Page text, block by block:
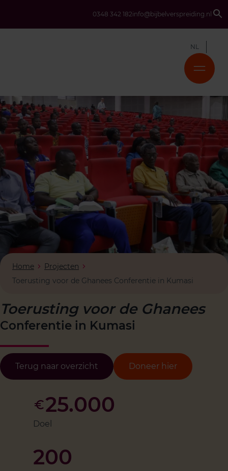
0348 342 182info@bijbelverspreiding.nl
NL
Home
Projecten
Toerusting voor de Ghanees Conferentie in Kumasi
Toerusting voor de Ghanees
Conferentie in Kumasi
Terug naar overzicht Doneer hier
25.000
Doel
200